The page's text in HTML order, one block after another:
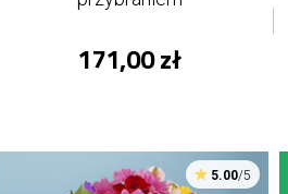
171,00 zł
5.00/5